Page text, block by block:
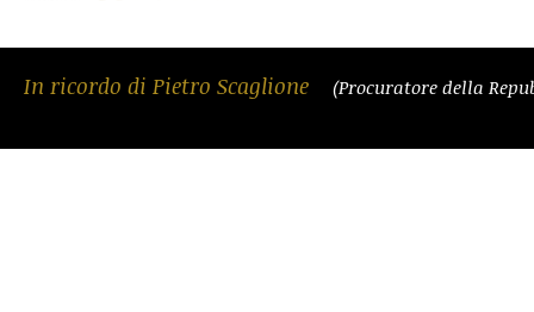
In ricordo di Pietro Scaglione (Procuratore della